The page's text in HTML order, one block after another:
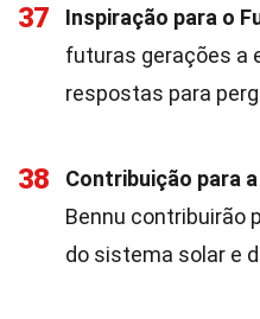
37 Inspiração para o
futuras gerações a
respostas para
38 Contribuição para
Bennu contribuirão
do sistema solar e